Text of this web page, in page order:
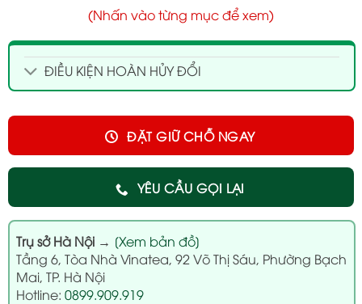
(Nhấn vào từng mục để xem)
ĐIỀU KIỆN HOÀN HỦY ĐỔI
YÊU CẦU GỌI LẠI
ĐẶT GIỮ CHỖ NGAY
Trụ sở Hà Nội→ [Xem bản đồ]
Tầng 6, Tòa Nhà Vinatea, 92 Võ Thị Sáu, Phường Bạch
Mai, TP. Hà Nội
Hotline: 0899.909.919